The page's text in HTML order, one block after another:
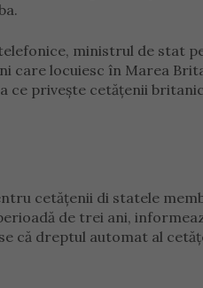
ministrul de stat
care locuiesc în Marea
priveşte cetăţenii
cetățenii di statele
de trei ani,
că dreptul automat al